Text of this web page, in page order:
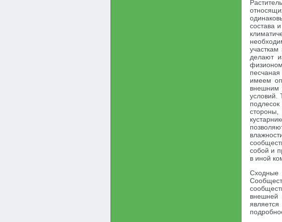
состава
участкам
делают
имеем
внешним
условий.
собой и
в иной
Сходные
внешней